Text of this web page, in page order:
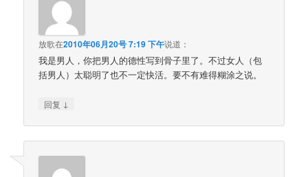
放歌在2010年06月20号 7:19 下午说道：
我是男人，你把男人的德性写到骨子里了。不过女人（包
括男人）太聪明了也不一定快活。要不有难得糊涂之说。
回复 ↓